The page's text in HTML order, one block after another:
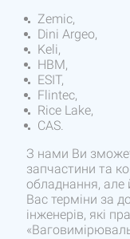
Zemic,
Dini Argeo,
Keli,
HBМ,
ESIT,
Flintec,
Rice Lake,
CAS.
З нами Ви
запчастини та
обладнання, але
Вас терміни за
інженерів, які